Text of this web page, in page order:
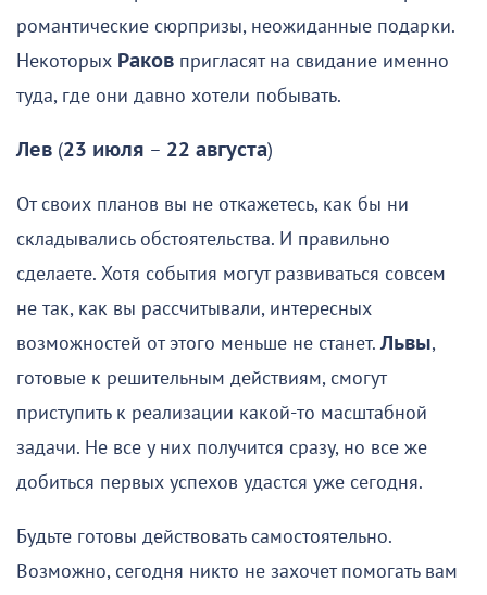
романтические сюрпризы, неожиданные подарки.
Некоторых Раков пригласят на свидание именно
туда, где они давно хотели побывать.
Лев (23 июля – 22 августа)
От своих планов вы не откажетесь, как бы ни
складывались обстоятельства. И правильно
сделаете. Хотя события могут развиваться совсем
не так, как вы рассчитывали, интересных
возможностей от этого меньше не станет.Львы,
готовые к решительным действиям, смогут
приступить к реализации какой-то масштабной
задачи. Не все у них получится сразу, но все же
добиться первых успехов удастся уже сегодня.
Будьте готовы действовать самостоятельно.
Возможно, сегодня никто не захочет помогать вам